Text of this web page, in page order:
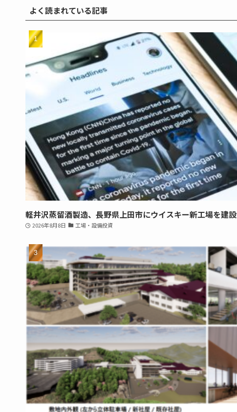
よく読まれている記事
軽井沢蒸留酒製造、長野県上田市にウイスキー新工場を建設
2026年8月8日 工場・設備投資